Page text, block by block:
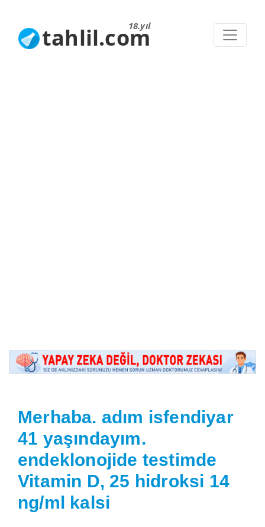
18.yıl
tahlil.com
Merhaba. adım isfendiyar
41 yaşındayım.
endeklonojide testimde
Vitamin D, 25 hidroksi 14
ng/ml kalsi